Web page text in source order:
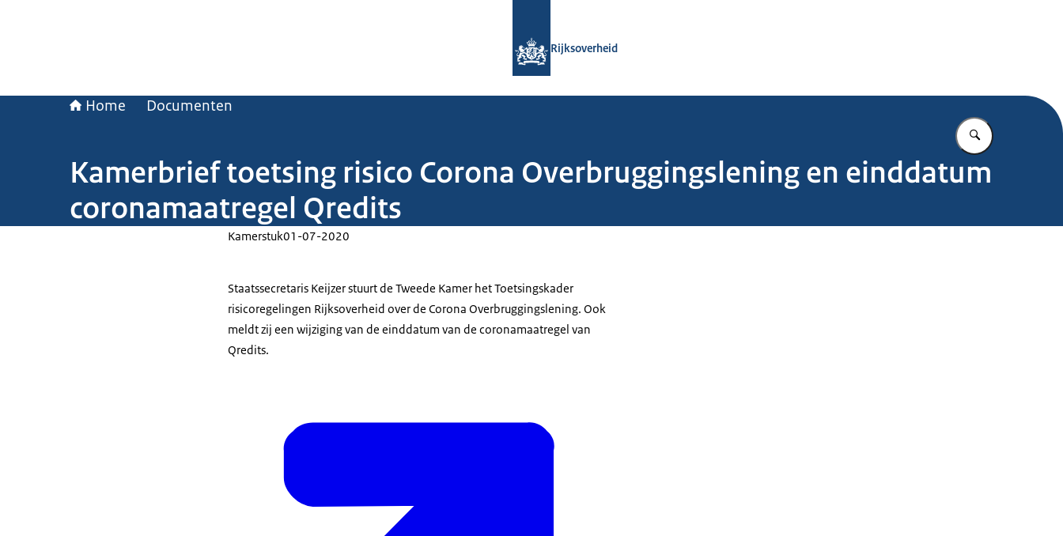
Rijksoverheid
Home Documenten
Vul in wat u
Kamerbrief toetsing risico Corona Overbruggingslening en einddatum
coronamaatregel Qredits
Kamerstuk01-07-2020
Staatssecretaris Keijzer stuurt de Tweede Kamer het Toetsingskader
risicoregelingen Rijksoverheid over de Corona Overbruggingslening. Ook
meldt zij een wijziging van de einddatum van de coronamaatregel van
Qredits.